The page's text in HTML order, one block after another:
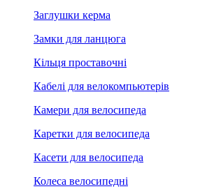
Заглушки керма
Замки для ланцюга
Кільця проставочні
Кабелі для велокомпьютерів
Камери для велосипеда
Каретки для велосипеда
Касети для велосипеда
Колеса велосипедні